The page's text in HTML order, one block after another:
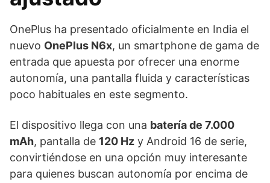
OnePlus ha presentado oficialmente en India el
nuevo OnePlus N6x, un smartphone de gama de
entrada que apuesta por ofrecer una enorme
autonomía, una pantalla fluida y características
poco habituales en este segmento.
El dispositivo llega con una batería de 7.000
mAh, pantalla de 120 Hz y Android 16 de serie,
convirtiéndose en una opción muy interesante
para quienes buscan autonomía por encima de